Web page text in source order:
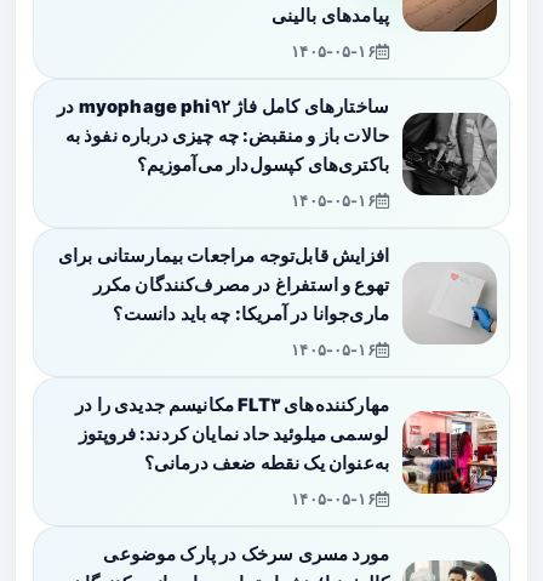
پیامدهای بالینی
۱۴۰۵-۰۵-۱۶
ساختارهای کامل فاژ myophage phi۹۲ در
حالات باز و منقبض: چه چیزی درباره نفوذ به
باکتری‌های کپسول‌دار می‌آموزیم؟
۱۴۰۵-۰۵-۱۶
افزایش قابل‌توجه مراجعات بیمارستانی برای
تهوع و استفراغ در مصرف‌کنندگان مکرر
ماری‌جوانا در آمریکا: چه باید دانست؟
۱۴۰۵-۰۵-۱۶
مهارکننده‌های FLT۳ مکانیسم جدیدی را در
لوسمی میلوئید حاد نمایان کردند: فروپتوز
به‌عنوان یک نقطه ضعف درمانی؟
۱۴۰۵-۰۵-۱۶
مورد مسری سرخک در پارک موضوعی